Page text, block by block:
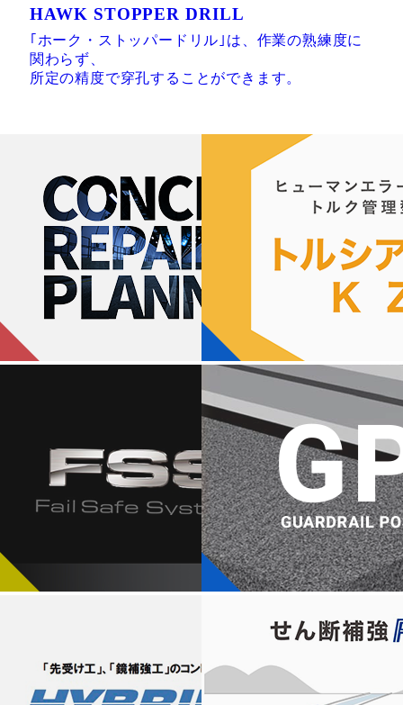
HAWK STOPPER DRILL
｢ホーク・ストッパードリル｣は、作業の熟練度に
関わらず、
所定の精度で穿孔することができます。